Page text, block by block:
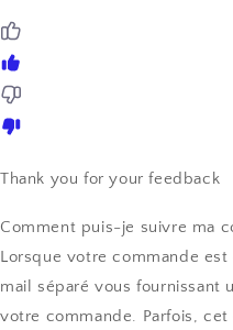
Thank you for your feedback
Comment puis-je suivre ma
Lorsque votre commande
mail séparé vous fournissant
votre commande. Parfois,